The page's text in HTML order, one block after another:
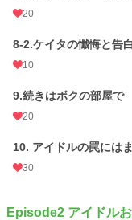
累計ポイント
20
8-2.ケイタの懺悔と
10
9.続きはボクの部屋で
20
10. アイドルの罠には
30
Episode2 アイドル